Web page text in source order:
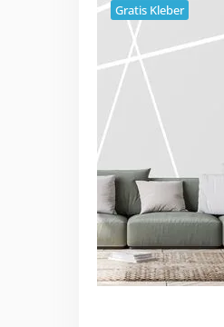
Gratis Kleber